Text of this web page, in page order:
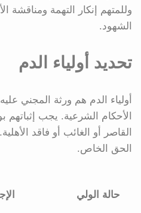
وللمتهم إنكار التهمة ومناقشة
الشهود.
تحديد أولياء الدم
أولياء الدم هم ورثة المجني
الأحكام الشرعية. يجب إثباتهم
القاصر أو الغائب أو فاقد
الحق الخاص.
حالة الولي